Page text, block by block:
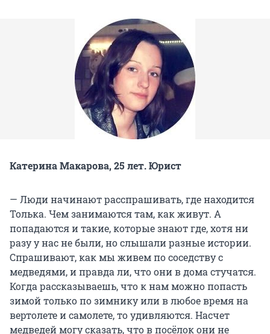
Катерина Макарова, 25 лет. Юрист
— Люди начинают расспрашивать, где находится
Толька. Чем занимаются там, как живут. А
попадаются и такие, которые знают где, хотя ни
разу у нас не были, но слышали разные истории.
Спрашивают, как мы живем по соседству с
медведями, и правда ли, что они в дома стучатся.
Когда рассказываешь, что к нам можно попасть
зимой только по зимнику или в любое время на
вертолете и самолете, то удивляются. Насчет
медведей могу сказать, что в посёлок они не